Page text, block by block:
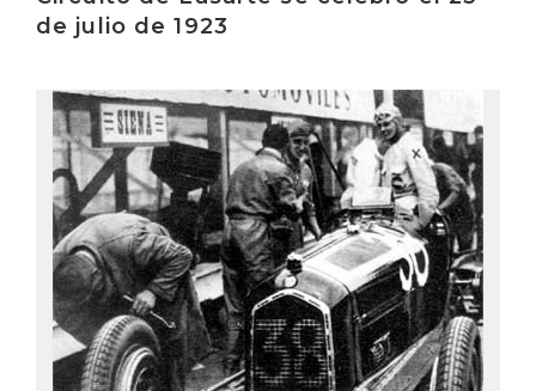
de julio de 1923
Irakurri